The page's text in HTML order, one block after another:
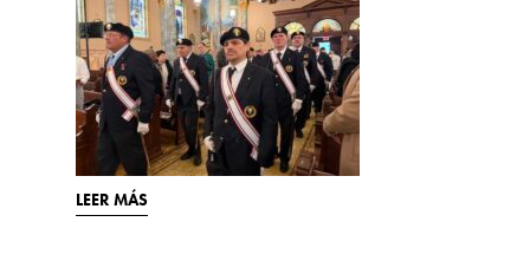
LEER MÁS